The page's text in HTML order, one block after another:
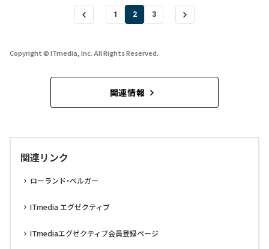
1 2 3
Copyright © ITmedia, Inc. All Rights Reserved.
関連情報
関連リンク
ローランド・ベルガー
ITmedia エグゼクティブ
ITmediaエグゼクティブ会員登録ページ